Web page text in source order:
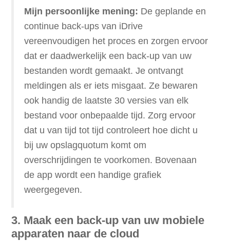
Mijn persoonlijke mening: De geplande en
continue back-ups van iDrive
vereenvoudigen het proces en zorgen ervoor
dat er daadwerkelijk een back-up van uw
bestanden wordt gemaakt. Je ontvangt
meldingen als er iets misgaat. Ze bewaren
ook handig de laatste 30 versies van elk
bestand voor onbepaalde tijd. Zorg ervoor
dat u van tijd tot tijd controleert hoe dicht u
bij uw opslagquotum komt om
overschrijdingen te voorkomen. Bovenaan
de app wordt een handige grafiek
weergegeven.
3. Maak een back-up van uw mobiele
apparaten naar de cloud